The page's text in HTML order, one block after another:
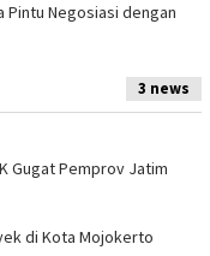
Pintu Negosiasi dengan
3 news
Gugat Pemprov Jatim
di Kota Mojokerto